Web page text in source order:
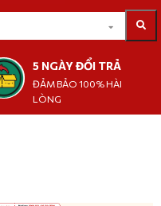
5 NGÀY ĐỔI TRẢ
ĐẢM BẢO 100% HÀI
LÒNG